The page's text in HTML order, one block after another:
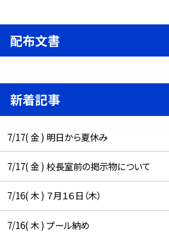
配布文書
新着記事
7/17( 金 ) 明日から夏休み
7/17( 金 ) 校長室前の掲示物について
7/16( 木 ) ７月１６日（木）
7/16( 木 ) プール納め